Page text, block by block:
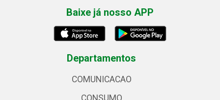
Baixe já nosso APP
Departamentos
COMUNICACAO